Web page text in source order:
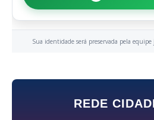
Sua identidade será preservada pela
REDE